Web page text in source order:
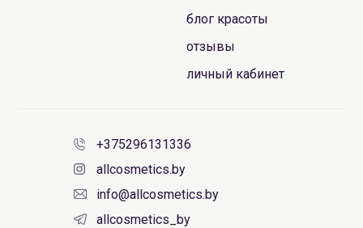
блог красоты
отзывы
личный кабинет
+375296131336
allcosmetics.by
info@allcosmetics.by
allcosmetics_by